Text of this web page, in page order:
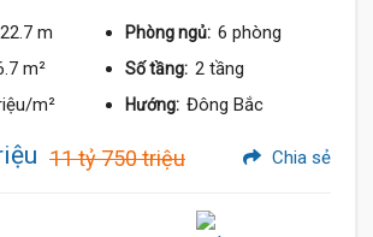
m Phòng ngủ: 6 phòng
m² Số tầng: 2 tầng
m² Hướng: Đông Bắc
11 tỷ 750 triệu Chia sẻ